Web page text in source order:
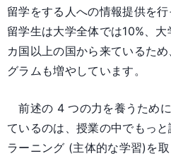
留学をする人への情報提供を
留学生は大学全体では10%、
カ国以上の国から来ているた
グラムも増やしています。
前述の 4 つの力を養うため
ているのは、授業の中でもっ
ラーニング (主体的な学習)を